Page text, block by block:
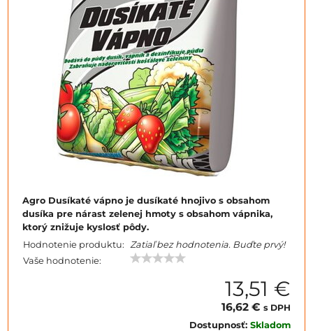
Agro Dusíkaté vápno je dusíkaté hnojivo s obsahom
dusíka pre nárast zelenej hmoty s obsahom vápnika,
ktorý znižuje kyslosť pôdy.
Hodnotenie produktu: Zatiaľ bez hodnotenia. Buďte prvý!
Vaše hodnotenie:
13,51 €
16,62 € s DPH
Dostupnosť: Skladom